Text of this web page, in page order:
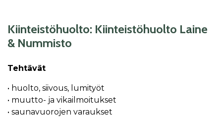
Kiinteistöhuolto: Kiinteistöhuolto Laine
& Nummisto
Tehtävät
• huolto, siivous, lumityöt
• muutto- ja vikailmoitukset
• saunavuorojen varaukset